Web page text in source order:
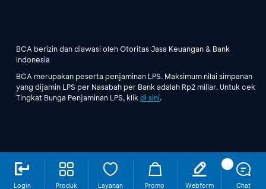
Login Produk Layanan Promo Webform Chat
BCA berizin dan diawasi oleh Otoritas Jasa Keuangan & Bank
Indonesia
BCA merupakan peserta penjaminan LPS. Maksimum nilai simpanan
yang dijamin LPS per Nasabah per Bank adalah Rp2 miliar. Untuk cek
Tingkat Bunga Penjaminan LPS, klik di sini.